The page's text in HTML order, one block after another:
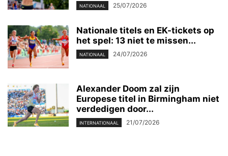
NATIONAAL 25/07/2026
Nationale titels en EK-tickets op
het spel: 13 niet te missen...
NATIONAAL 24/07/2026
Alexander Doom zal zijn
Europese titel in Birmingham niet
verdedigen door...
INTERNATIONAAL 21/07/2026